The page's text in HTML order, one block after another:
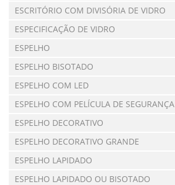
ESCRITÓRIO COM DIVISÓRIA DE VIDRO
ESPECIFICAÇÃO DE VIDRO
ESPELHO
ESPELHO BISOTADO
ESPELHO COM LED
ESPELHO COM PELÍCULA DE SEGURANÇA
ESPELHO DECORATIVO
ESPELHO DECORATIVO GRANDE
ESPELHO LAPIDADO
ESPELHO LAPIDADO OU BISOTADO